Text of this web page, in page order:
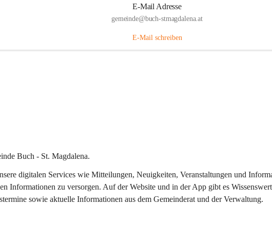
E-Mail Adresse
gemeinde@buch-stmagdalena.at
E-Mail schreiben
Buch - St. Magdalena.
digitalen Services wie Mitteilungen, Neuigkeiten, Veranstaltungen und
Informationen zu versorgen. Auf der Website und in der App gibt es
sowie aktuelle Informationen aus dem Gemeinderat und der Verwaltung.